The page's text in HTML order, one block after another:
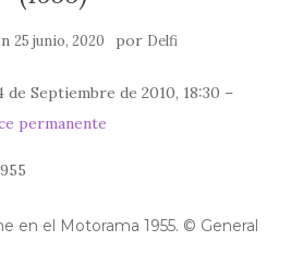
25 junio, 2020 por Delfi
de Septiembre de 2010, 18:30 –
permanente
en el Motorama 1955. © General